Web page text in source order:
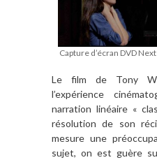
Capture d’écran DVD
Le film de Tony
l’expérience
narration linéaire «
résolution de son
mesure une
sujet, on est guère